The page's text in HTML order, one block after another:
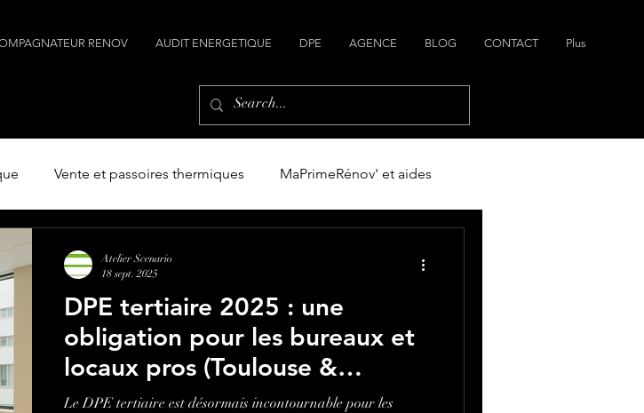
RENOV AUDIT ENERGETIQUE DPE AGENCE BLOG CONTACT Plus
Vente et passoires thermiques MaPrimeRénov' et aides
Construire avec l'architecte
DPE tertiaire 2025 : une
obligation pour les bureaux et
locaux pros (Toulouse &
Occitanie)
Le DPE tertiaire est désormais incontournable pour les
Atelier Scenario
18 sept. 2025